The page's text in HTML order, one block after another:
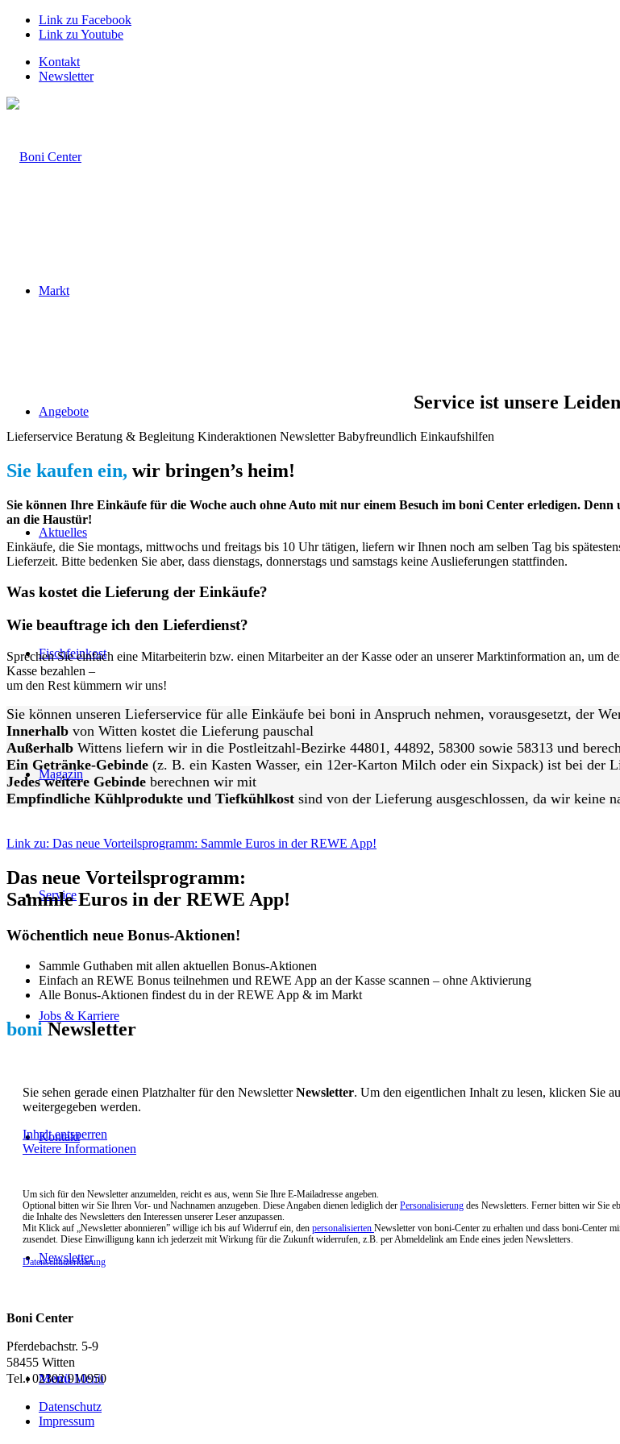
Link zu Facebook
Link zu Youtube
Kontakt
Newsletter
Markt
Angebote
Aktuelles
Fischfeinkost
Magazin
Service
Jobs & Karriere
Kontakt
Newsletter
Menü Menü
Service ist unsere
Lieferservice Beratung & Begleitung Kinderaktionen Newsletter Babyfreundlich Einkaufshilfen
Sie kaufen ein, wir bringen’s heim!
Sie können Ihre Einkäufe für die Woche auch ohne Auto mit nur einem Besuch im boni Center erledigen.
an die Haustür!
Einkäufe, die Sie montags, mittwochs und freitags bis 10 Uhr tätigen, liefern wir Ihnen noch am selben Tag bis
Lieferzeit. Bitte bedenken Sie aber, dass dienstags, donnerstags und samstags keine Auslieferungen stattfinden.
Was kostet die Lieferung der Einkäufe?
Wie beauftrage ich den Lieferdienst?
Sprechen Sie einfach eine Mitarbeiterin bzw. einen Mitarbeiter an der Kasse oder an unserer Marktinformation an, um
Kasse bezahlen –
um den Rest kümmern wir uns!
Sie können unseren Lieferservice für alle Einkäufe bei boni in Anspruch nehmen, vorausgesetzt, der
Innerhalb von Witten kostet die Lieferung pauschal
Außerhalb Wittens liefern wir in die Postleitzahl-Bezirke 44801, 44892, 58300 sowie 58313 und
Ein Getränke-Gebinde (z. B. ein Kasten Wasser, ein 12er-Karton Milch oder ein Sixpack) ist bei der
Jedes weitere Gebinde berechnen wir mit
Empfindliche Kühlprodukte und Tiefkühlkost sind von der Lieferung ausgeschlossen, da wir keine
Link zu: Das neue Vorteilsprogramm: Sammle Euros in der REWE App!
Das neue Vorteilsprogramm:
Sammle Euros in der REWE App!
Wöchentlich neue Bonus-Aktionen!
Sammle Guthaben mit allen aktuellen Bonus-Aktionen
Einfach an REWE Bonus teilnehmen und REWE App an der Kasse scannen – ohne Aktivierung
Alle Bonus-Aktionen findest du in der REWE App & im Markt
boni Newsletter
Sie sehen gerade einen Platzhalter für den NewsletterNewsletter. Um den eigentlichen Inhalt zu lesen, klicken Sie
weitergegeben werden.
Inhalt entsperren
Weitere Informationen
Um sich für den Newsletter anzumelden, reicht es aus, wenn Sie Ihre E-Mailadresse angeben.
Optional bitten wir Sie Ihren Vor- und Nachnamen anzugeben. Diese Angaben dienen lediglich der Personalisierung des Newsletters. Ferner bitten wir Sie
die Inhalte des Newsletters den Interessen unserer Leser anzupassen.
Mit Klick auf „Newsletter abonnieren” willige ich bis auf Widerruf ein, den personalisierten Newsletter von boni-Center zu erhalten und dass boni-Center
zusendet. Diese Einwilligung kann ich jederzeit mit Wirkung für die Zukunft widerrufen, z.B. per Abmeldelink am Ende eines jeden Newsletters.
Datenschutzerklärung
Boni Center
Pferdebachstr. 5-9
58455 Witten
Tel.: 02302 910950
Datenschutz
Impressum